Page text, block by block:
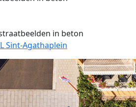
in beton
Sint-Agathaplein